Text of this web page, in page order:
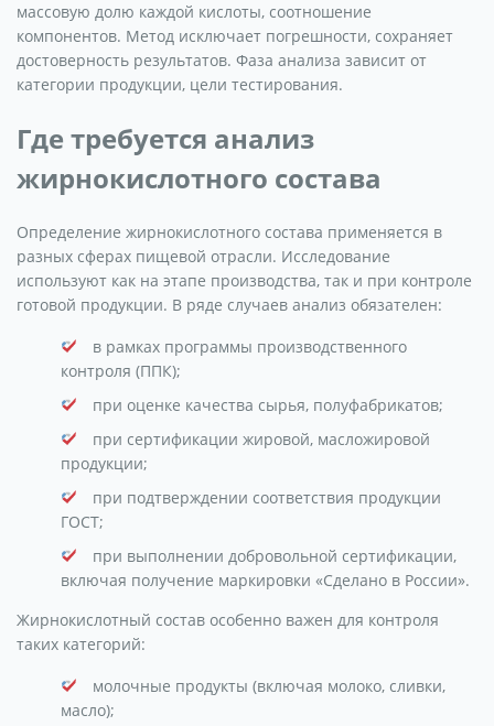
массовую долю каждой кислоты, соотношение
компонентов. Метод исключает погрешности, сохраняет
достоверность результатов. Фаза анализа зависит от
категории продукции, цели тестирования.
Где требуется анализ
жирнокислотного состава
Определение жирнокислотного состава применяется в
разных сферах пищевой отрасли. Исследование
используют как на этапе производства, так и при контроле
готовой продукции. В ряде случаев анализ обязателен:
в рамках программы производственного
контроля (ППК);
при оценке качества сырья, полуфабрикатов;
при сертификации жировой, масложировой
продукции;
при подтверждении соответствия продукции
ГОСТ;
при выполнении добровольной сертификации,
включая получение маркировки «Сделано в России».
Жирнокислотный состав особенно важен для контроля
таких категорий:
молочные продукты (включая молоко, сливки,
масло);